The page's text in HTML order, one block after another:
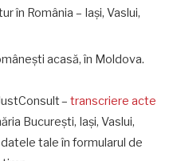
în România – Iași, Vaslui,
acasă, în Moldova.
– transcriere acte
București, Iași, Vaslui,
tale în formularul de